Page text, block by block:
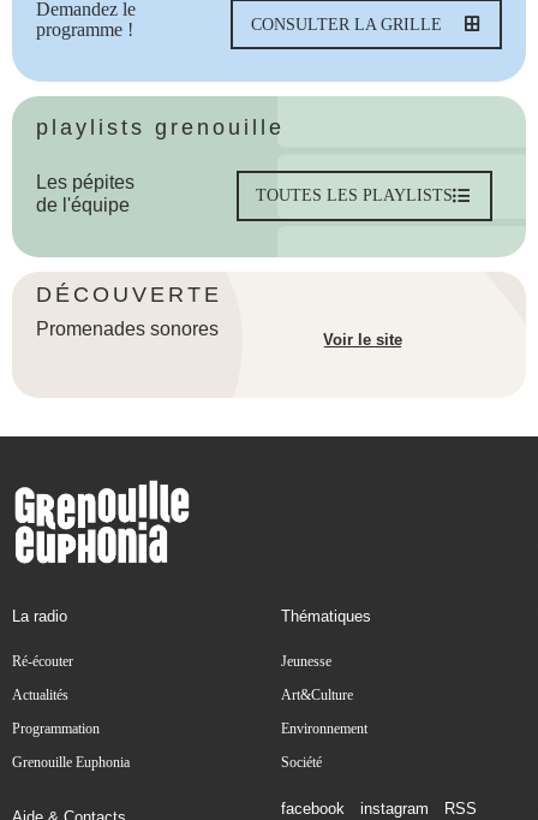
Demandez le
programme !
CONSULTER LA GRILLE
playlists grenouille
Les pépites
de l'équipe
TOUTES LES PLAYLISTS
DÉCOUVERTE
Promenades sonores
Voir le site
La radio
Ré-écouter
Actualités
Programmation
Grenouille Euphonia
Thématiques
Jeunesse
Art&Culture
Environnement
Société
facebook instagram RSS